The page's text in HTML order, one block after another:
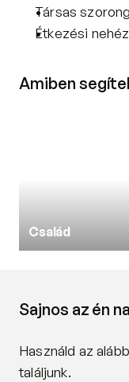
Társas
Étkezési
Amiben
Család
Sajnos az én
Használd az
találjunk.